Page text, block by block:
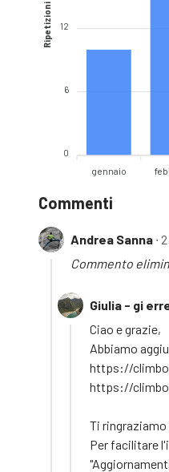
12
6
0
Ripetizioni
gennaio
Commenti
Andrea Sanna ∙
Commento
Giulia - gi
Ciao e grazie,
Abbiamo
https://
https://
Ti
Per facilitare